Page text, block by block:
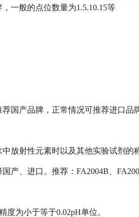
一般的点位数量为1.5.10.15等
国产品牌，正常情况可推荐进口品
放射性元素时以及其他实验试剂的
产、进口。推荐：FA2004B、
度为小于等于0.02pH单位。